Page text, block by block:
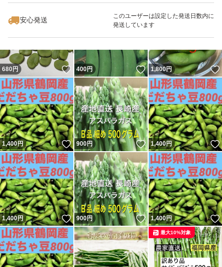
安心発送
このユーザーは設定した発送日数内に
発送しています
680円 いいね！
400円 いいね！
1,800円
1,400円 いいね！
900円 いいね！
1,400円
1,400円 いいね！
900円 いいね！
1,400円
最大10%対象